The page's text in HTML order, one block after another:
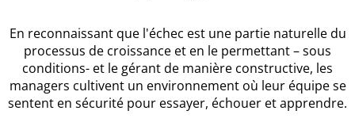
En reconnaissant que l'échec est une partie naturelle du
processus de croissance et en le permettant – sous
conditions- et le gérant de manière constructive, les
managers cultivent un environnement où leur équipe se
sentent en sécurité pour essayer, échouer et apprendre.